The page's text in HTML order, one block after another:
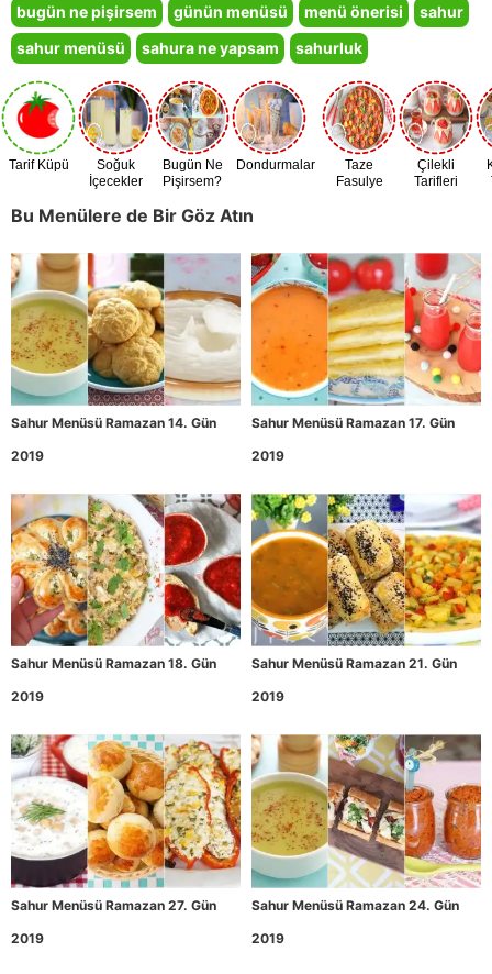
bugün ne pişirsem günün menüsü menü önerisi
sahur
sahur menüsü
sahura ne yapsam sahurluk
Tarif Küpü
Soğuk
İçecekler
Bugün Ne
Pişirsem?
Dondurmalar
Taze
Fasulye
Çilekli
Tarifleri
Bu Menülere de Bir Göz Atın
Sahur Menüsü Ramazan 14. Gün
2019
Sahur Menüsü Ramazan 17. Gün
2019
Sahur Menüsü Ramazan 18. Gün
2019
Sahur Menüsü Ramazan 21. Gün
2019
Sahur Menüsü Ramazan 27. Gün
2019
Sahur Menüsü Ramazan 24. Gün
2019